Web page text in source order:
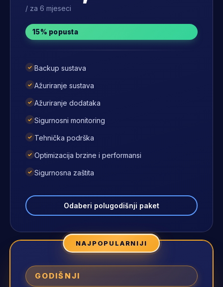
/ za 6 mjeseci
15% popusta
✓ Backup sustava
✓ Ažuriranje sustava
✓ Ažuriranje dodataka
✓ Sigurnosni monitoring
✓ Tehnička podrška
✓ Optimizacija brzine i performansi
✓ Sigurnosna zaštita
Odaberi polugodišnji paket
NAJPOPULARNIJI
GODIŠNJI